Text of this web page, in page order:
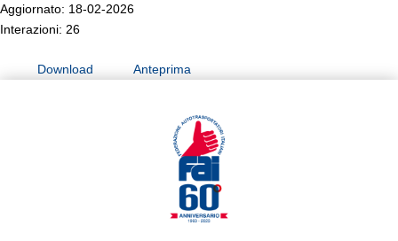
Aggiornato: 18-02-2026
Interazioni: 26
Download Anteprima